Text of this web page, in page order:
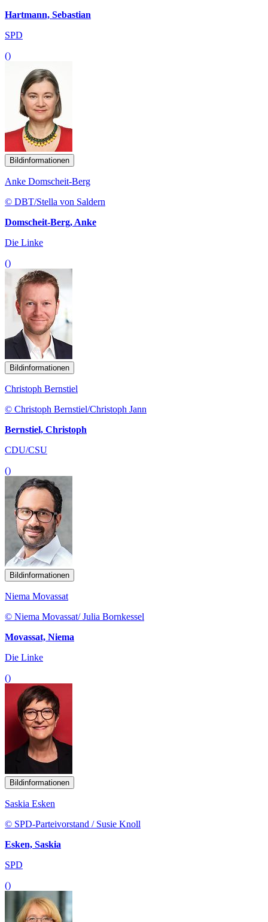
Hartmann, Sebastian
SPD
()
Bildinformationen
Anke Domscheit-Berg
© DBT/Stella von Saldern
Domscheit-Berg, Anke
Die Linke
()
Bildinformationen
Christoph Bernstiel
© Christoph Bernstiel/Christoph Jann
Bernstiel, Christoph
CDU/CSU
()
Bildinformationen
Niema Movassat
© Niema Movassat/ Julia Bornkessel
Movassat, Niema
Die Linke
()
Bildinformationen
Saskia Esken
© SPD-Parteivorstand / Susie Knoll
Esken, Saskia
SPD
()